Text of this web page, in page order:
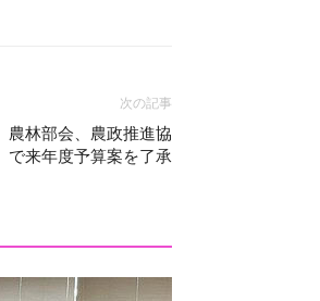
次の記事
農林部会、農政推進協
で来年度予算案を了承